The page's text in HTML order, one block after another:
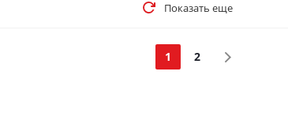
Показать еще
1 2